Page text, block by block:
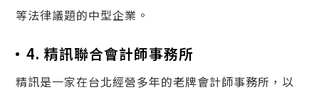
等法律議題的中型企業。
4. 精訊聯合會計師事務所
精訊是一家在台北經營多年的老牌會計師事務所，以